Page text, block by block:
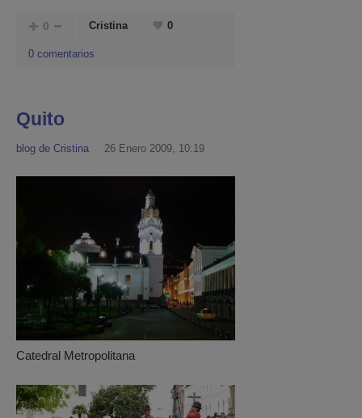
0 Cristina 0
0 comentarios
Quito
blog de Cristina 26 Enero 2009, 10:19
Catedral Metropolitana